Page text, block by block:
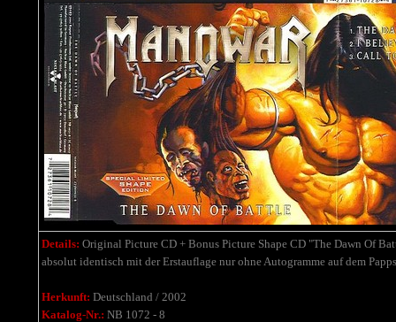
Details: Original Picture CD + Bonus Picture Shape CD "The Dawn Of
absolut identisch mit der Erstauflage nur ohne Autogramme auf dem
Herkunft: Deutschland / 2002
Katalog-Nr.: NB 1072 - 8